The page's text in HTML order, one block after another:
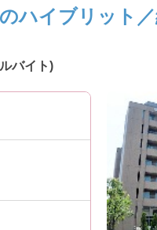
ハイブリット
バイト)